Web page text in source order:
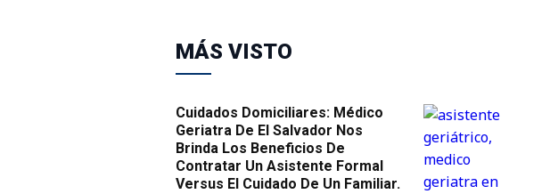
MÁS VISTO
Cuidados Domiciliares: Médico
Geriatra De El Salvador Nos
Brinda Los Beneficios De
Contratar Un Asistente Formal
Versus El Cuidado De Un Familiar.